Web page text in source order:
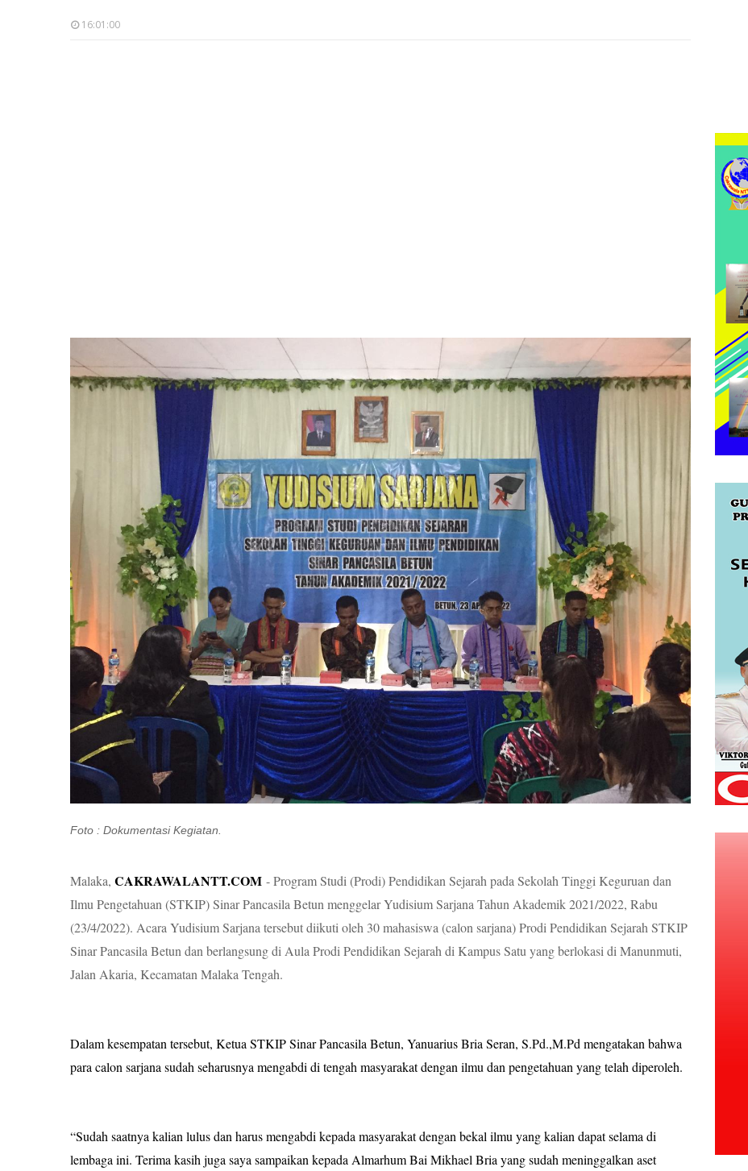
16:01:00
Foto : Dokumentasi Kegiatan.
Malaka, CAKRAWALANTT.COM - Program Studi (Prodi) Pendidikan Sejarah pada Sekolah Tinggi Keguruan dan
Ilmu Pengetahuan (STKIP) Sinar Pancasila Betun menggelar Yudisium Sarjana Tahun Akademik 2021/2022, Rabu
(23/4/2022). Acara Yudisium Sarjana tersebut diikuti oleh 30 mahasiswa (calon sarjana) Prodi Pendidikan Sejarah STKIP
Sinar Pancasila Betun dan berlangsung di Aula Prodi Pendidikan Sejarah di Kampus Satu yang berlokasi di Manunmuti,
Jalan Akaria, Kecamatan Malaka Tengah.
Dalam kesempatan tersebut, Ketua STKIP Sinar Pancasila Betun, Yanuarius Bria Seran, S.Pd.,M.Pd mengatakan bahwa
para calon sarjana sudah seharusnya mengabdi di tengah masyarakat dengan ilmu dan pengetahuan yang telah diperoleh.
“Sudah saatnya kalian lulus dan harus mengabdi kepada masyarakat dengan bekal ilmu yang kalian dapat selama di
lembaga ini. Terima kasih juga saya sampaikan kepada Almarhum Bai Mikhael Bria yang sudah meninggalkan aset